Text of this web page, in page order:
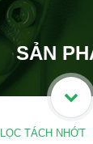
SẢN
LỌC TÁCH NHỚT